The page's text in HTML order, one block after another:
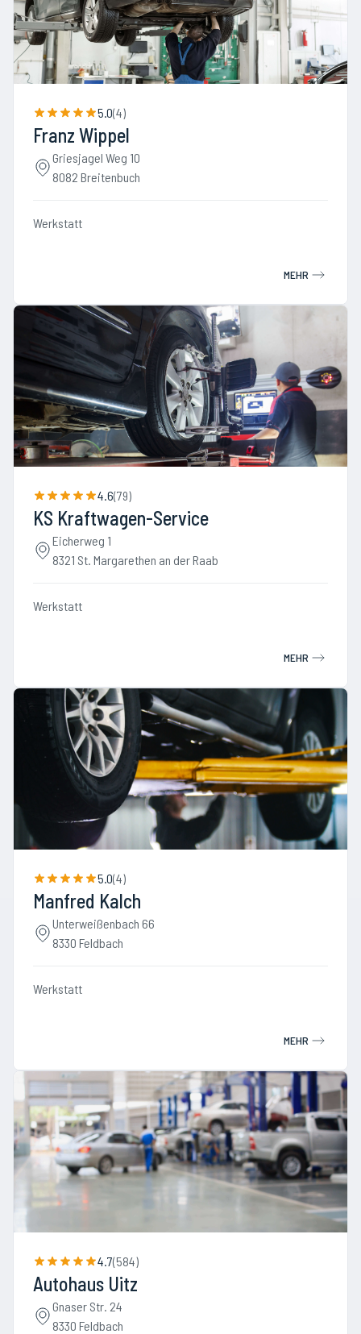
5.0(4)
Franz Wippel
Griesjagel Weg 10
8082 Breitenbuch
Werkstatt
MEHR
4.6(79)
KS Kraftwagen-Service
Eicherweg 1
8321 St. Margarethen an der Raab
Werkstatt
MEHR
5.0(4)
Manfred Kalch
Unterweißenbach 66
8330 Feldbach
Werkstatt
MEHR
4.7(584)
Autohaus Uitz
Gnaser Str. 24
8330 Feldbach